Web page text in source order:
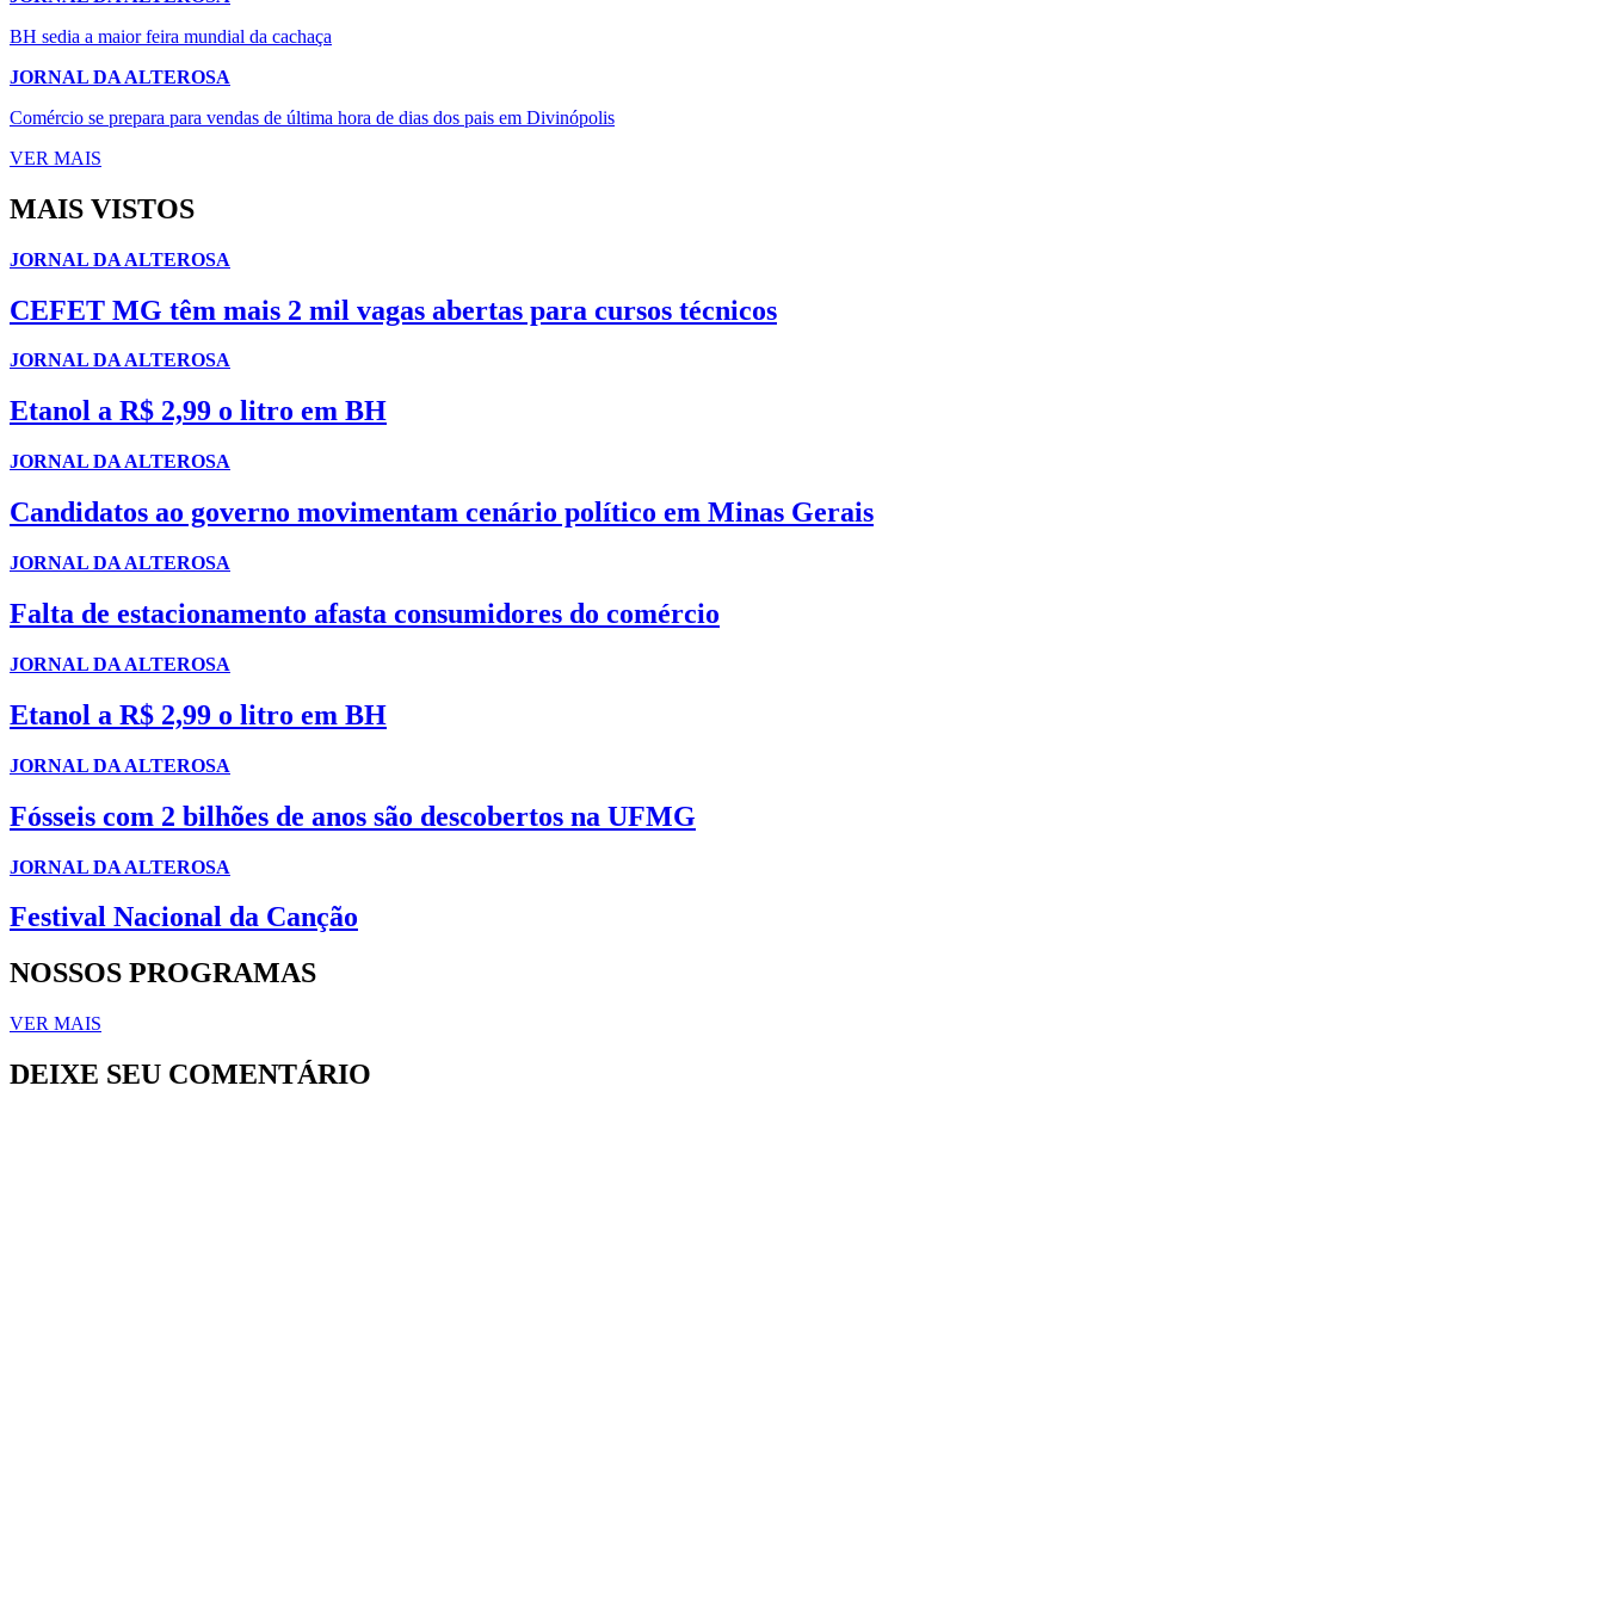
BH sedia a maior feira mundial da cachaça
JORNAL DA ALTEROSA
Comércio se prepara para vendas de última hora de dias dos pais em Divinópolis
VER MAIS
MAIS VISTOS
JORNAL DA ALTEROSA
CEFET MG têm mais 2 mil vagas abertas para cursos técnicos
JORNAL DA ALTEROSA
Etanol a R$ 2,99 o litro em BH
JORNAL DA ALTEROSA
Candidatos ao governo movimentam cenário político em Minas Gerais
JORNAL DA ALTEROSA
Falta de estacionamento afasta consumidores do comércio
JORNAL DA ALTEROSA
Etanol a R$ 2,99 o litro em BH
JORNAL DA ALTEROSA
Fósseis com 2 bilhões de anos são descobertos na UFMG
JORNAL DA ALTEROSA
Festival Nacional da Canção
NOSSOS PROGRAMAS
VER MAIS
DEIXE SEU COMENTÁRIO